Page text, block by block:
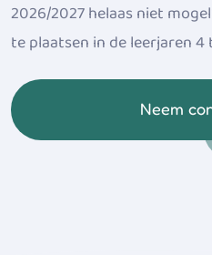
2026/2027 helaas niet
te plaatsen in de leerjaren 4
Neem